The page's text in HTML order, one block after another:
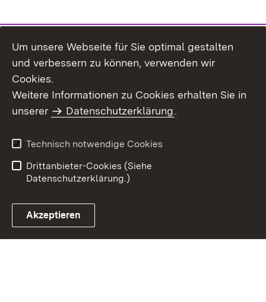
Benutzungshinweise
Erklärung zur
Um unsere Webseite für Sie optimal gestalten
und verbessern zu können, verwenden wir
Cookies.
Weitere Informationen zu Cookies erhalten Sie in
unserer
Datenschutzerklärung.
Technisch notwendige Cookies
Drittanbieter-Cookies (Siehe
Datenschutzerklärung.)
Akzeptieren